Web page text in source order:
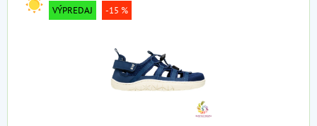
VÝPREDAJ -15 %